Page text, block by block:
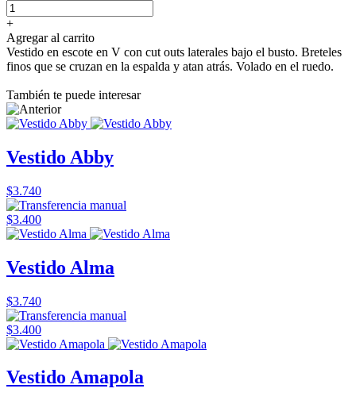
+
Agregar al carrito
Vestido en escote en V con cut outs laterales bajo el busto. Breteles
finos que se cruzan en la espalda y atan atrás. Volado en el ruedo.
También te puede interesar
Vestido Abby
$3.740
$3.400
Vestido Alma
$3.740
$3.400
Vestido Amapola